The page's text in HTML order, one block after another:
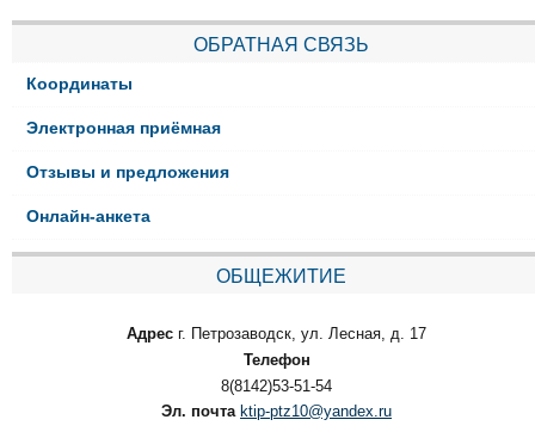
ОБРАТНАЯ СВЯЗЬ
Координаты
Электронная приёмная
Отзывы и предложения
Онлайн-анкета
ОБЩЕЖИТИЕ
Адрес г. Петрозаводск, ул. Лесная, д. 17
Телефон
8(8142)53-51-54
Эл. почта ktip-ptz10@yandex.ru